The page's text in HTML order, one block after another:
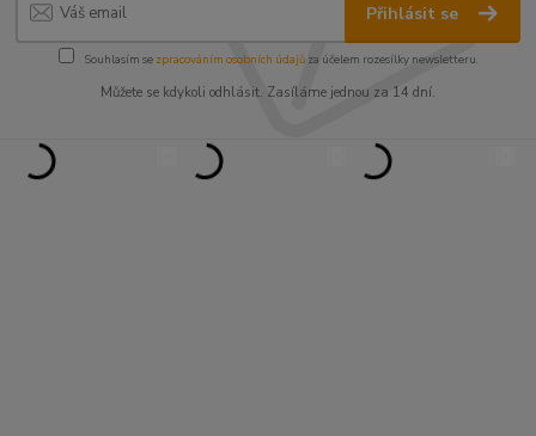
Přihlásit se
Souhlasím se zpracováním osobních údajůza účelem rozesílky newsletteru.
Můžete se kdykoli odhlásit. Zasíláme jednou za 14 dní.